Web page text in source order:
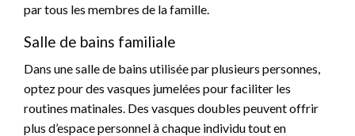
par tous les membres de la famille.
Salle de bains familiale
Dans une salle de bains utilisée par plusieurs personnes,
optez pour des vasques jumelées pour faciliter les
routines matinales. Des vasques doubles peuvent offrir
plus d’espace personnel à chaque individu tout en